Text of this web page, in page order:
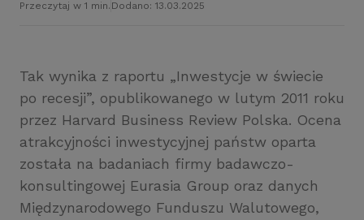
Przeczytaj w 1 min. Dodano: 13.03.2025
Tak wynika z raportu „Inwestycje w świecie
po recesji”, opublikowanego w lutym 2011 roku
przez Harvard Business Review Polska. Ocena
atrakcyjności inwestycyjnej państw oparta
została na badaniach firmy badawczo-
konsultingowej Eurasia Group oraz danych
Międzynarodowego Funduszu Walutowego,